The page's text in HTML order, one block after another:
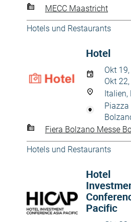
MECC Maastricht
Hotels und Restaurants
Hotel
Okt
Okt
Italien,
Piazza
Fiera Bolzano Messe
Hotels und Restaurants
Hotel
Pacific